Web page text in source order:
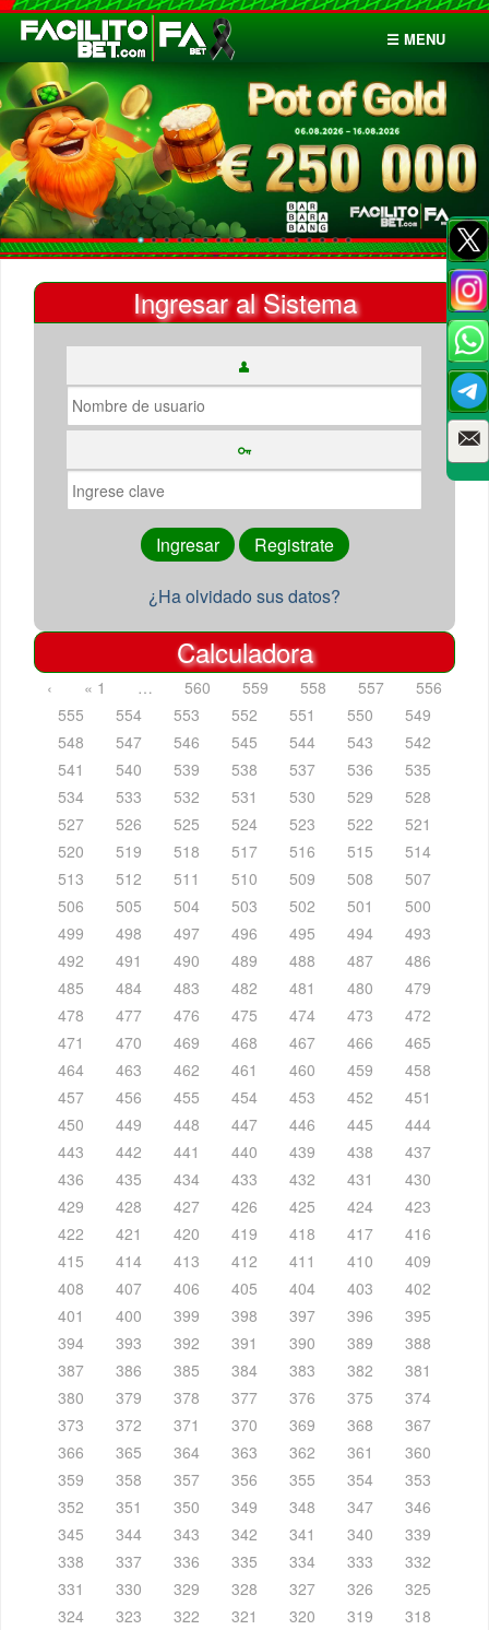
☰ MENU
Inicio
Apuestas
Cuentas
Ingresar al Sistema
¿Ha olvidado sus datos?
Calculadora
‹ « 1 … 560 559 558 557
556
555
554 553 552 551 550
549
548
547 546 545 544 543
542
541
540 539 538 537 536
535
534
533 532 531 530 529
528
527
526 525 524 523 522
521
520
519 518 517 516 515
514
513
512 511 510 509 508
507
506
505 504 503 502 501
500
499
498 497 496 495 494
493
492
491 490 489 488 487
486
485
484 483 482 481 480
479
478
477 476 475 474 473
472
471
470 469 468 467 466
465
464
463 462 461 460 459
458
457
456 455 454 453 452
451
450
449 448 447 446 445
444
443
442 441 440 439 438
437
436
435 434 433 432 431
430
429
428 427 426 425 424
423
422
421 420 419 418 417
416
415
414 413 412 411 410
409
408
407 406 405 404 403
402
401
400 399 398 397 396
395
394
393 392 391 390 389
388
387
386 385 384 383 382
381
380
379 378 377 376 375
374
373
372 371 370 369 368
367
366
365 364 363 362 361
360
359
358 357 356 355 354
353
352
351 350 349 348 347
346
345
344 343 342 341 340
339
338
337 336 335 334 333
332
331
330 329 328 327 326
325
324
323 322 321 320 319
318